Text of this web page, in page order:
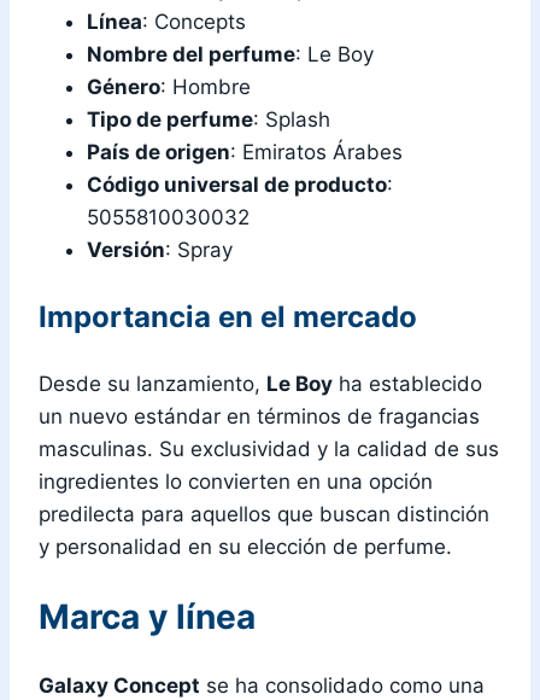
Línea: Concepts
Nombre del perfume: Le Boy
Género: Hombre
Tipo de perfume: Splash
País de origen: Emiratos Árabes
Código universal de producto:
5055810030032
Versión: Spray
Importancia en el mercado
Desde su lanzamiento, Le Boy ha establecido
un nuevo estándar en términos de fragancias
masculinas. Su exclusividad y la calidad de sus
ingredientes lo convierten en una opción
predilecta para aquellos que buscan distinción
y personalidad en su elección de perfume.
Marca y línea
Galaxy Concept se ha consolidado como una